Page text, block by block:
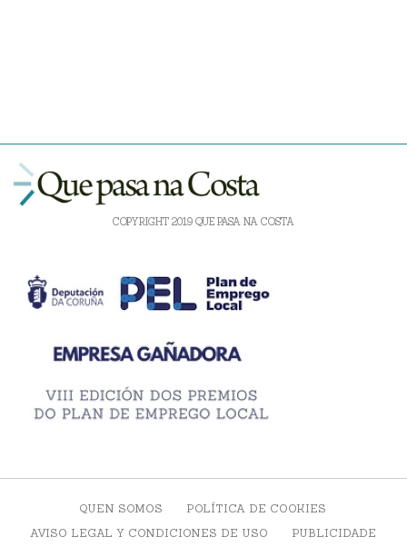
COPYRIGHT 2019 QUE PASA NA COSTA
QUEN SOMOS
POLÍTICA DE COOKIES
AVISO LEGAL Y CONDICIONES DE USO
PUBLICIDADE